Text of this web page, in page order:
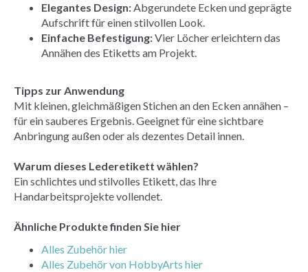
Elegantes Design:Abgerundete Ecken und geprägte
Aufschrift für einen stilvollen Look.
Einfache Befestigung:Vier Löcher erleichtern das
Annähen des Etiketts am Projekt.
Tipps zur Anwendung
Mit kleinen, gleichmäßigen Stichen an den Ecken annähen –
für ein sauberes Ergebnis. Geeignet für eine sichtbare
Anbringung außen oder als dezentes Detail innen.
Warum dieses Lederetikett wählen?
Ein schlichtes und stilvolles Etikett, das Ihre
Handarbeitsprojekte vollendet.
Ähnliche Produkte finden Sie hier
Alles Zubehör hier
Alles Zubehör von HobbyArts hier